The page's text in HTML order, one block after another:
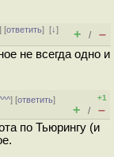
] [ответить][↓]
+ / –
не всегда одно и
] [ответить]
+1
+ / –
по Тьюрингу (и